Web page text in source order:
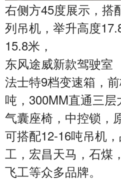
右侧方45度展示，搭
列吊机，举升高度
15.8米，
东风途威新款驾驶室
法士特9档变速箱，
吨，300MM直通三层
气囊座椅，中控锁，
可搭配12-16吨吊机
工，宏昌天马，石煤
飞工等众多品牌。